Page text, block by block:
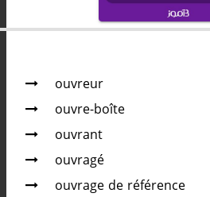
ouvreur
ouvre-boîte
ouvrant
ouvragé
ouvrage de référence